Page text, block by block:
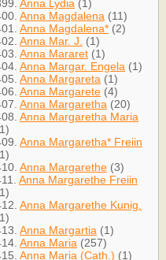
Anna Lydia (1)
Anna Magdalena (11)
Anna Magdalena* (2)
Anna Mar. J.
(1)
Anna Mararet (1)
Anna Margar. Engela (1)
Anna Margareta (1)
Anna Margarete (4)
Anna Margaretha (20)
Anna Margaretha Maria
Anna Margaretha* Freiin
Anna Margarethe (3)
Anna Margarethe Freiin
Anna Margarethe Kunig.
Anna Margartia (1)
Anna Maria (257)
Anna Maria (Cath.) (1)